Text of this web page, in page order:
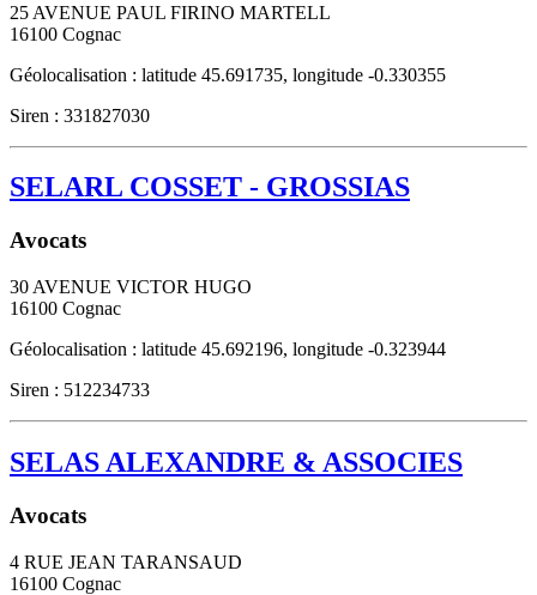
25 AVENUE PAUL FIRINO MARTELL
16100 Cognac
Géolocalisation : latitude 45.691735, longitude -0.330355
Siren : 331827030
SELARL COSSET - GROSSIAS
Avocats
30 AVENUE VICTOR HUGO
16100 Cognac
Géolocalisation : latitude 45.692196, longitude -0.323944
Siren : 512234733
SELAS ALEXANDRE & ASSOCIES
Avocats
4 RUE JEAN TARANSAUD
16100 Cognac